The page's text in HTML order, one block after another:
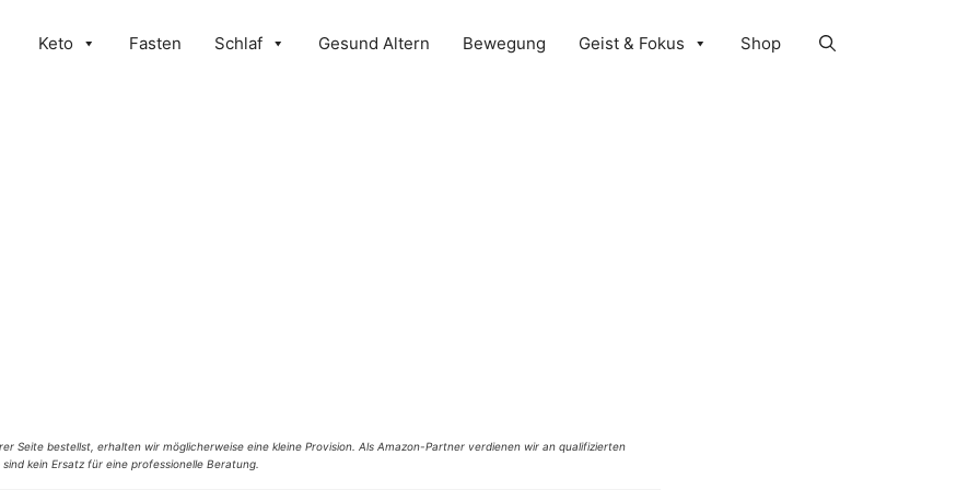
Keto Fasten Schlaf Gesund Altern Bewegung Geist & Fokus Shop
Seite bestellst, erhalten wir möglicherweise eine kleine Provision. Als Amazon-Partner verdienen wir an qualifizierten
kein Ersatz für eine professionelle Beratung.